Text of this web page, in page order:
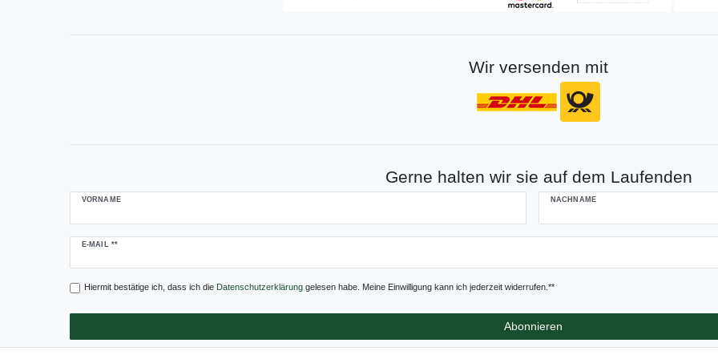
Wir versenden mit
Gerne halten wir sie auf dem Laufenden
VORNAME NACHNAME
E-MAIL **
Newsletter
Hiermit bestätige ich, dass ich die Daten­schutz­erklärunggelesen habe. Meine Einwilligung kann ich jederzeit widerrufen.**
Abonnieren